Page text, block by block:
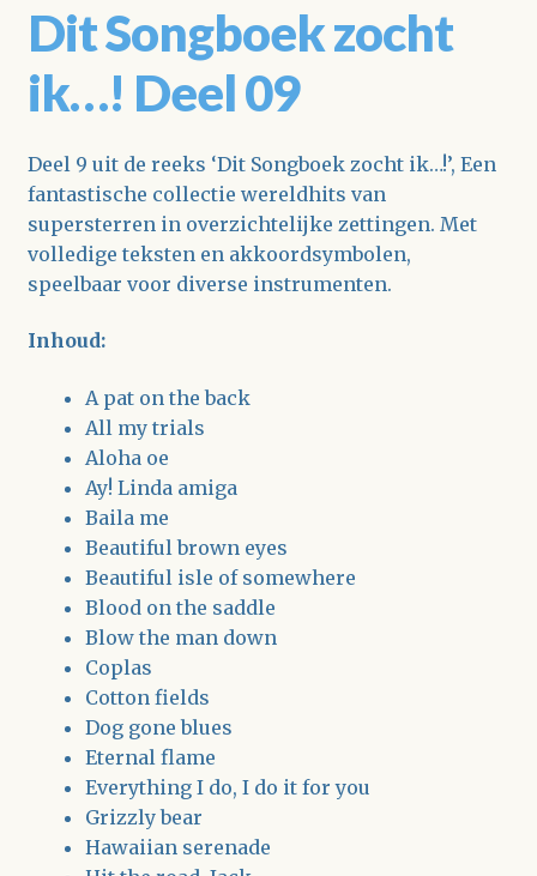
Dit Songboek zocht
ik…! Deel 09
Deel 9 uit de reeks ‘Dit Songboek zocht ik…!’, Een
fantastische collectie wereldhits van
supersterren in overzichtelijke zettingen. Met
volledige teksten en akkoordsymbolen,
speelbaar voor diverse instrumenten.
Inhoud:
A pat on the back
All my trials
Aloha oe
Ay! Linda amiga
Baila me
Beautiful brown eyes
Beautiful isle of somewhere
Blood on the saddle
Blow the man down
Coplas
Cotton fields
Dog gone blues
Eternal flame
Everything I do, I do it for you
Grizzly bear
Hawaiian serenade